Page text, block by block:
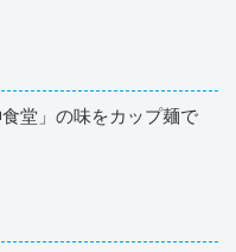
堂」の味をカップ麺で